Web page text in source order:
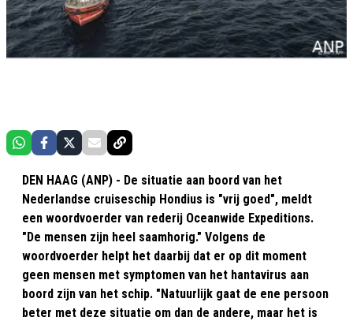
DEN HAAG (ANP) - De situatie aan boord van het
Nederlandse cruiseschip Hondius is "vrij goed", meldt
een woordvoerder van rederij Oceanwide Expeditions.
"De mensen zijn heel saamhorig." Volgens de
woordvoerder helpt het daarbij dat er op dit moment
geen mensen met symptomen van het hantavirus aan
boord zijn van het schip. "Natuurlijk gaat de ene persoon
beter met deze situatie om dan de andere, maar het is